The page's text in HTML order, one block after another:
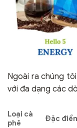
Ngoài ra chúng
với đa dạng các
Loại cà
phê
Đặc